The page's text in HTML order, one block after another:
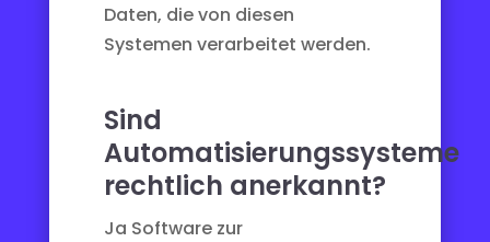
Daten, die von diesen
Systemen verarbeitet werden.
Sind
Automatisierungssysteme
rechtlich anerkannt?
Ja Software zur